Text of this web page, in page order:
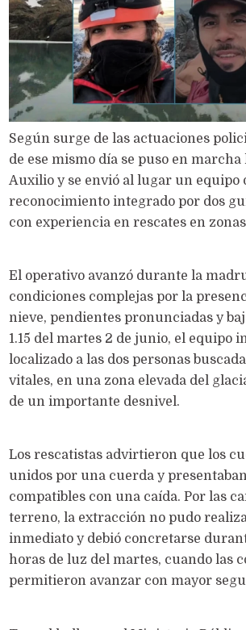
Según surge de las actuaciones
de ese mismo día se puso en marcha
Auxilio y se envió al lugar un equipo
reconocimiento integrado por dos
con experiencia en rescates en
El operativo avanzó durante la
condiciones complejas por la
nieve, pendientes pronunciadas y
1.15 del martes 2 de junio, el equipo
localizado a las dos personas
vitales, en una zona elevada del
de un importante desnivel.
Los rescatistas advirtieron que los
unidos por una cuerda y
compatibles con una caída. Por las
terreno, la extracción no pudo
inmediato y debió concretarse
horas de luz del martes, cuando las
permitieron avanzar con mayor